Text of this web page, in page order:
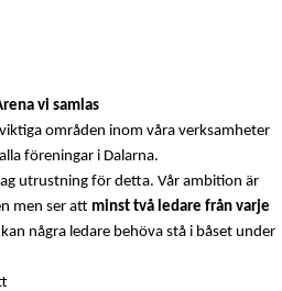
vi samlas
områden inom våra verksamheter
föreningar i Dalarna.
utrustning för detta. Vår ambition är
men ser att minst två ledare från varje
några ledare behöva stå i båset under